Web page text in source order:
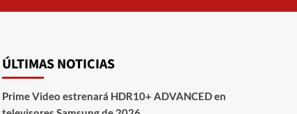
ÚLTIMAS NOTICIAS
Prime Video estrenará HDR10+ ADVANCED en